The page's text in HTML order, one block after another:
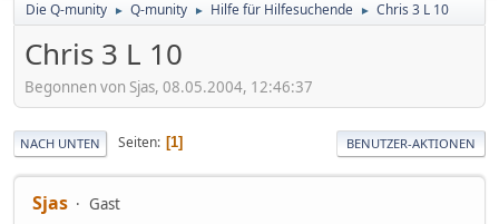
Die Q-munity ► Q-munity ► Hilfe für Hilfesuchende ► Chris 3 L 10
Chris 3 L 10
Begonnen von Sjas, 08.05.2004, 12:46:37
NACH UNTEN Seiten 1 BENUTZER-AKTIONEN
Sjas Gast